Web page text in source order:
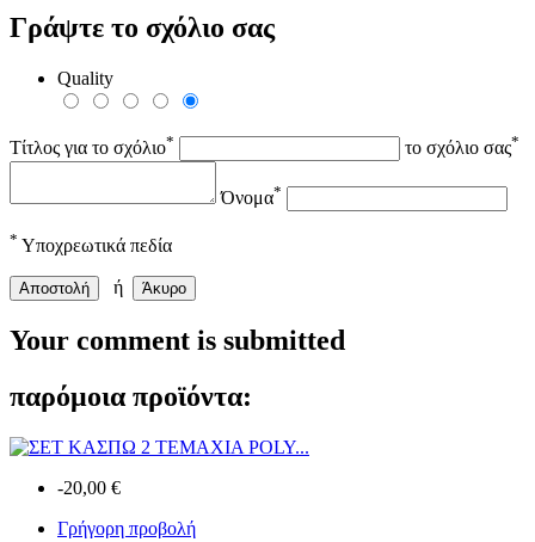
Γράψτε το σχόλιο σας
Quality
Τίτλος για το σχόλιο* το σχόλιο σας*
Όνομα*
* Υποχρεωτικά πεδία
Αποστολή ή Άκυρο
Your comment is submitted
παρόμοια προϊόντα:
-20,00 €
Γρήγορη προβολή